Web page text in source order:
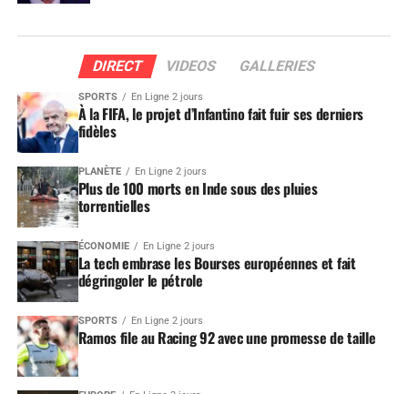
DIRECT VIDEOS GALLERIES
SPORTS En Ligne 2 jours
À la FIFA, le projet d’Infantino fait fuir ses derniers
fidèles
PLANÈTE En Ligne 2 jours
Plus de 100 morts en Inde sous des pluies
torrentielles
ÉCONOMIE En Ligne 2 jours
La tech embrase les Bourses européennes et fait
dégringoler le pétrole
SPORTS En Ligne 2 jours
Ramos file au Racing 92 avec une promesse de taille